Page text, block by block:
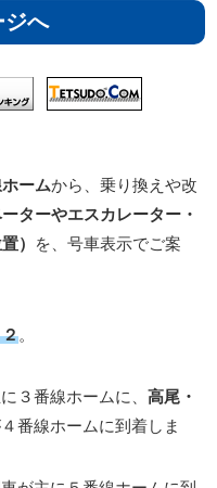
ジへ
ームから、乗り換えや改
ターやエスカレーター・
）
を、号車表示でご案
。
３番線ホームに、 高尾・
番線ホームに到着しま